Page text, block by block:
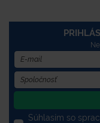
Súhlasím so